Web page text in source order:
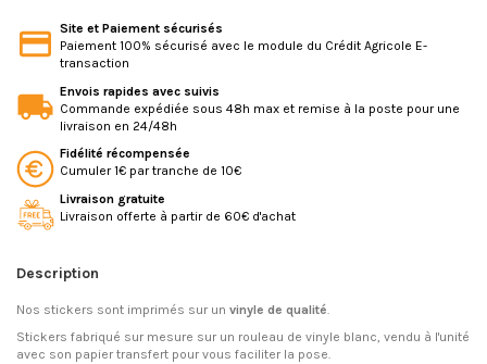
Site et Paiement sécurisés
Paiement 100% sécurisé avec le module du Crédit Agricole E-
transaction
Envois rapides avec suivis
Commande expédiée sous 48h max et remise à la poste pour une
livraison en 24/48h
Fidélité récompensée
Cumuler 1€ par tranche de 10€
Livraison gratuite
Livraison offerte à partir de 60€ d'achat
Description
Nos stickers sont imprimés sur un vinyle de qualité
Stickers fabriqué sur mesure sur un rouleau de vinyle blanc, vendu à l'unité
avec son papier transfert pour vous faciliter la pose.